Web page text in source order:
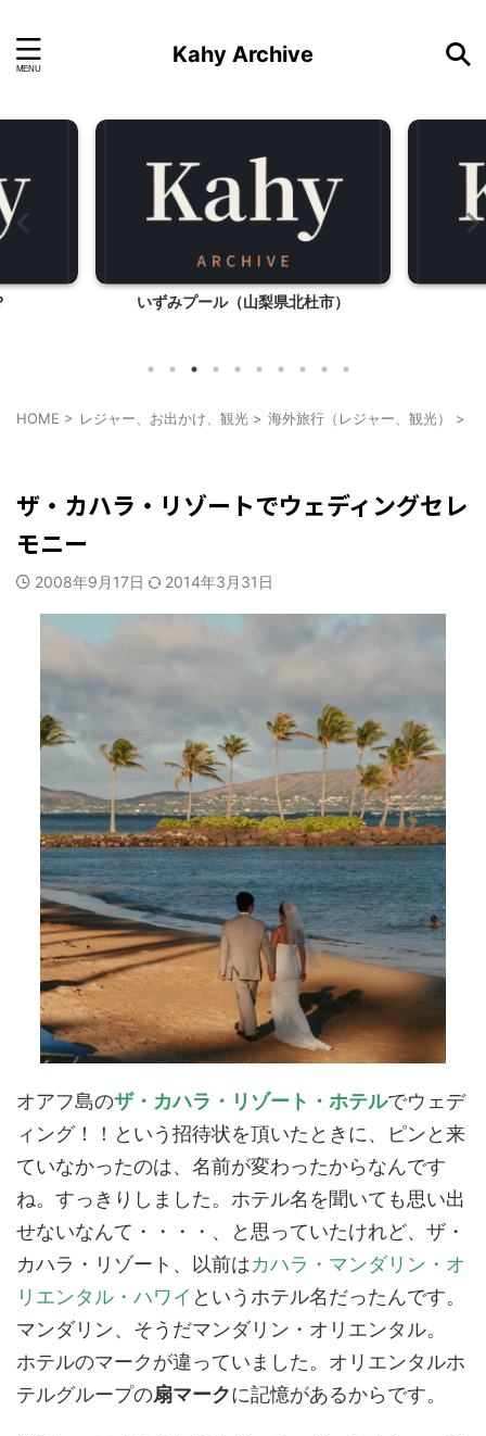
Kahy Archive
いずみプール（山梨県北杜市）
HOME > レジャー、お出かけ、観光 > 海外旅行（レジャー、観光） >
ザ・カハラ・リゾートでウェディングセレ
モニー
2008年9月17日 2014年3月31日
オアフ島のザ・カハラ・リゾート・ホテルでウェデ
ィング！！という招待状を頂いたときに、ピンと来
ていなかったのは、名前が変わったからなんです
ね。すっきりしました。ホテル名を聞いても思い出
せないなんて・・・・、と思っていたけれど、ザ・
カハラ・リゾート、以前はカハラ・マンダリン・オ
リエンタル・ハワイ というホテル名だったんです。
マンダリン、そうだマンダリン・オリエンタル。
ホテルのマークが違っていました。オリエンタルホ
テルグループの扇マークに記憶があるからです。